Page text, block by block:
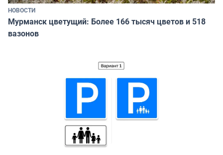
НОВОСТИ
Мурманск цветущий: Более 166 тысяч цветов и 518
вазонов